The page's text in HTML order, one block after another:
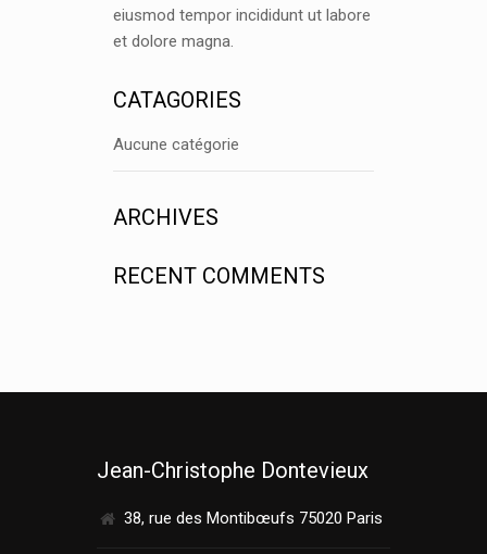
eiusmod tempor incididunt ut labore
et dolore magna.
CATAGORIES
Aucune catégorie
ARCHIVES
RECENT COMMENTS
Jean-Christophe Dontevieux
38, rue des Montibœufs 75020 Paris